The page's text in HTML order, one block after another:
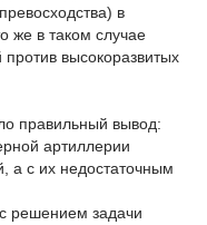
в
же в таком случае
высокоразвитых
правильный вывод:
артиллерии
а с их недостаточным
решением задачи